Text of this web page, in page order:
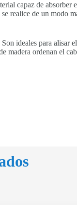
capaz de absorber
realice de un modo
ideales para alisar
madera ordenan el